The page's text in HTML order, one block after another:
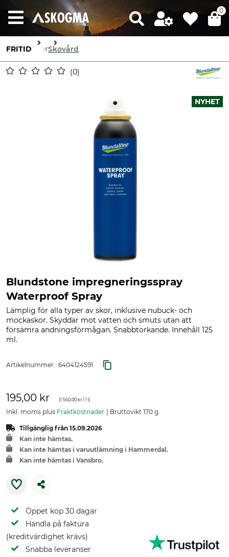
0
FRITID SkorSkovård
0
NYHET
Blundstone impregneringsspray
Waterproof Spray
Lämplig för alla typer av skor, inklusive nubuck- och
mockaskor. Skyddar mot vatten och smuts utan att
försämra andningsförmågan. Snabbtorkande. Innehåll 125
ml.
Artikelnummer.: 6404124591
195,00 kr (1 560,00 kr / 1 l)
Inkl. moms plus Fraktkostnader Bruttovikt 170 g
Tillgänglig från 15.09.2026
Kan inte hämtas.
Kan inte hämtas i varuutlämning i Hammerdal.
Kan inte hämtas i Vansbro.
Öppet köp 30 dagar
Handla på faktura
(kreditvärdighet krävs)
Snabba leveranser